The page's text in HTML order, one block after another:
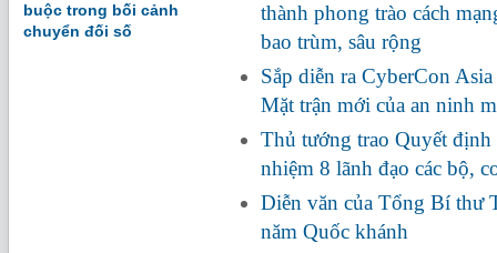
buộc trong bối cảnh
chuyển đối số
thành phong trào cách
bao trùm, sâu rộng
Sắp diễn ra CyberCon
Mặt trận mới của an ninh
Thủ tướng trao Quyết
nhiệm 8 lãnh đạo các bộ,
Diễn văn của Tổng Bí thư
năm Quốc khánh